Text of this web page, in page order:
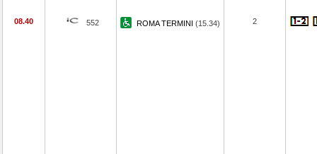
08.40 552 ROMA TERMINI (15.34) 2